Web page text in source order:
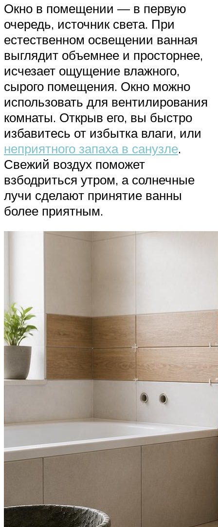
Окно в помещении — в первую
очередь, источник света. При
естественном освещении ванная
выглядит объемнее и просторнее,
исчезает ощущение влажного,
сырого помещения. Окно можно
использовать для вентилирования
комнаты. Открыв его, вы быстро
избавитесь от избытка влаги, или
неприятного запаха в санузле.
Свежий воздух поможет
взбодриться утром, а солнечные
лучи сделают принятие ванны
более приятным.